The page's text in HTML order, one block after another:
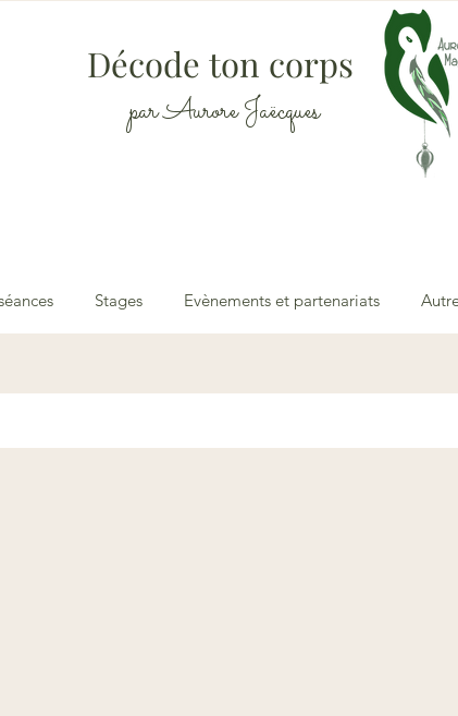
Décode ton corps
par Aurore Jaëcques
Stages Evènements et partenariats